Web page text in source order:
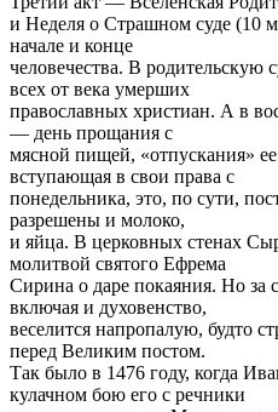
и Неделя о Страшном суде (10
начале и конце
человечества. В родительскую
всех от века умерших
православных христиан. А в
— день прощания с
мясной пищей, «отпускания»
вступающая в свои права с
понедельника, это, по сути,
разрешены и молоко,
и яйца. В церковных стенах
молитвой святого Ефрема
Сирина о даре покаяния. Но за
включая и духовенство,
веселится напропалую, будто
перед Великим постом.
Так было в 1476 году, когда
кулачном бою его с речники